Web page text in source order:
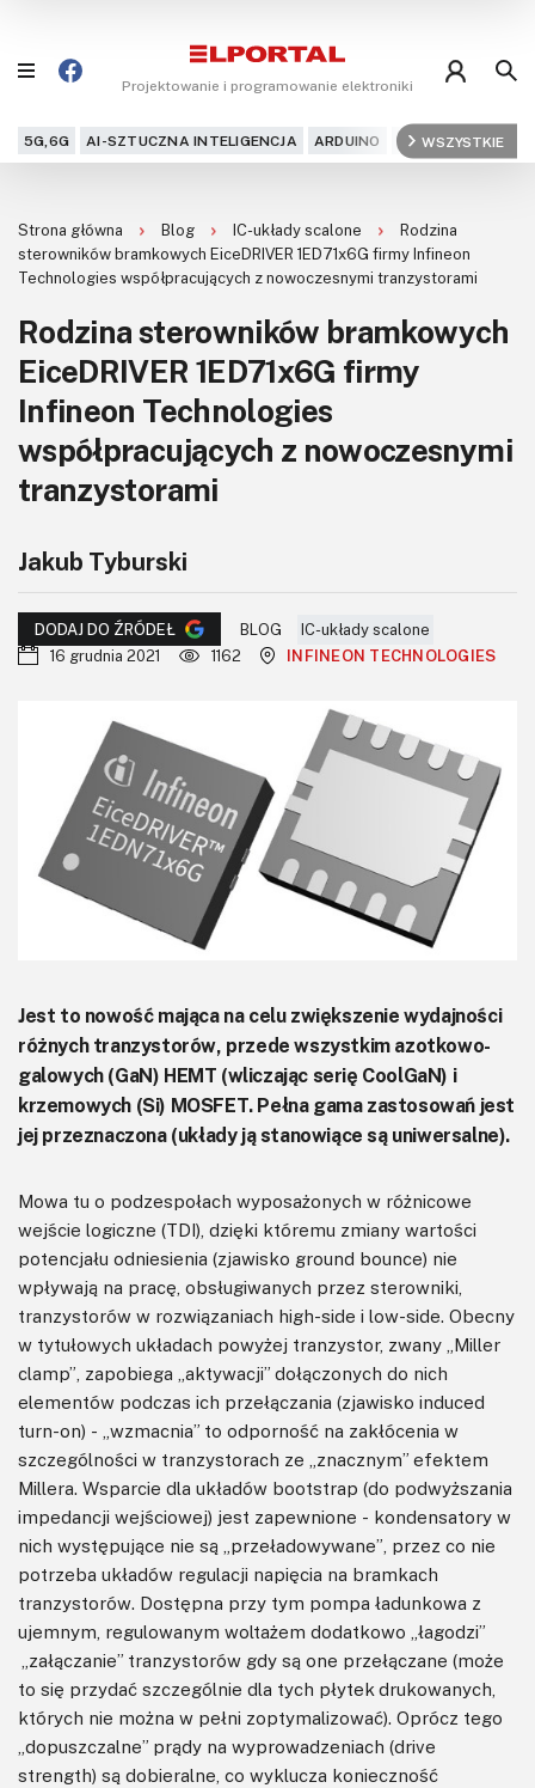
Projektowanie i programowanie elektroniki
5G,6G AI-SZTUCZNA INTELIGENCJA ARDUINO ARM AUDIO
WSZYSTKIE
Projekty
DIY+
Czytelnia
Dla Ciebie
Newsletter
Archiwum
Do pobrania
Strona główna Blog IC-układy scalone
Rodzina
sterowników bramkowych EiceDRIVER 1ED71x6G firmy Infineon
Technologies współpracujących z nowoczesnymi tranzystorami
Rodzina sterowników bramkowych
EiceDRIVER 1ED71x6G firmy
Infineon Technologies
współpracujących z nowoczesnymi
tranzystorami
Jakub Tyburski
DODAJ DO ŹRÓDEŁ BLOG
IC-układy scalone
16 grudnia 2021
1162 INFINEON TECHNOLOGIES
Jest to nowość mająca na celu zwiększenie wydajności
różnych tranzystorów, przede wszystkim azotkowo-
galowych (GaN) HEMT (wliczając serię CoolGaN) i
krzemowych (Si) MOSFET. Pełna gama zastosowań jest
jej przeznaczona (układy ją stanowiące są uniwersalne).
Mowa tu o podzespołach wyposażonych w różnicowe
wejście logiczne (TDI), dzięki któremu zmiany wartości
potencjału odniesienia (zjawisko ground bounce) nie
wpływają na pracę, obsługiwanych przez sterowniki,
tranzystorów w rozwiązaniach high-side i low-side. Obecny
w tytułowych układach powyżej tranzystor, zwany „Miller
clamp”, zapobiega „aktywacji” dołączonych do nich
elementów podczas ich przełączania (zjawisko induced
turn-on) - „wzmacnia” to odporność na zakłócenia w
szczególności w tranzystorach ze „znacznym” efektem
Millera. Wsparcie dla układów bootstrap (do podwyższania
impedancji wejściowej) jest zapewnione - kondensatory w
nich występujące nie są „przeładowywane”, przez co nie
potrzeba układów regulacji napięcia na bramkach
tranzystorów. Dostępna przy tym pompa ładunkowa z
ujemnym, regulowanym woltażem dodatkowo „łagodzi”
„załączanie” tranzystorów gdy są one przełączane (może
to się przydać szczególnie dla tych płytek drukowanych,
których nie można w pełni zoptymalizować). Oprócz tego
„dopuszczalne” prądy na wyprowadzeniach (drive
strength) są dobieralne, co wyklucza konieczność